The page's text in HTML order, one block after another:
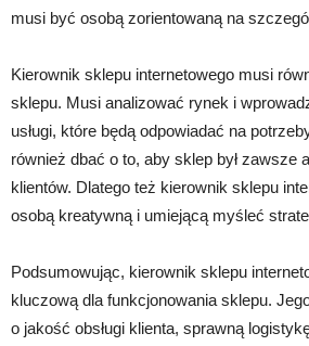
musi być osobą zorientowaną na
Kierownik sklepu internetowego musi
sklepu. Musi analizować rynek i
usługi, które będą odpowiadać na
również dbać o to, aby sklep był zawsze
klientów. Dlatego też kierownik sklepu
osobą kreatywną i umiejącą myśleć
Podsumowując, kierownik sklepu
kluczową dla funkcjonowania sklepu.
o jakość obsługi klienta, sprawną